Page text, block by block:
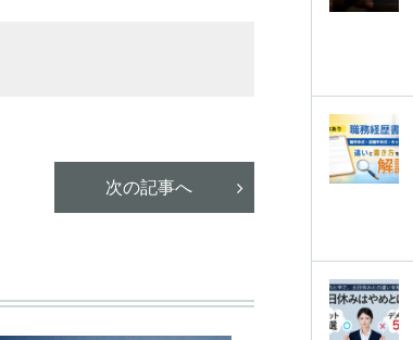
次の記事へ